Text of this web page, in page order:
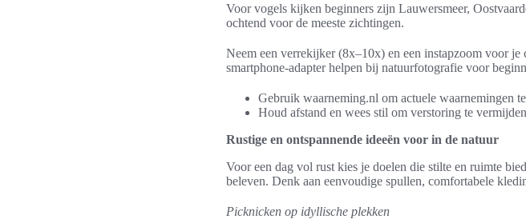
Voor vogels kijken beginners zijn Lauwersmeer,
ochtend voor de meeste zichtingen.
Neem een verrekijker (8x–10x) en een instapzoom voor
smartphone-adapter helpen bij natuurfotografie voor
Gebruik waarneming.nl om actuele waarnemingen
Houd afstand en wees stil om verstoring te
Rustige en ontspannende ideeën voor in de natuur
Voor een dag vol rust kies je doelen die stilte en ruimte
beleven. Denk aan eenvoudige spullen, comfortabele
Picknicken op idyllische plekken